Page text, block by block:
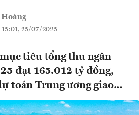
15:01, 25/07/2025
tiêu tổng thu ngân
đạt 165.012 tỷ đồng,
toán Trung ương giao…